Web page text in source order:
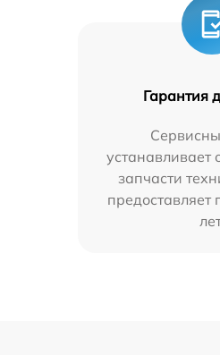
Гарантия
устанавливает
запчасти
предоставляет